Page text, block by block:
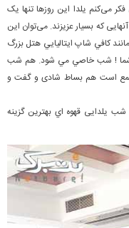
می‌کنم یلدا این روزها تنها یک
که بسیار عزیزند. می‌توان این
كافي شاپ ايتاليايي هتل بزرگ
شما ! شب خاصي مي شود. هم شب
جمع است هم بساط شادی و گفت و
یلدایی قهوه اي بهترین گزینه